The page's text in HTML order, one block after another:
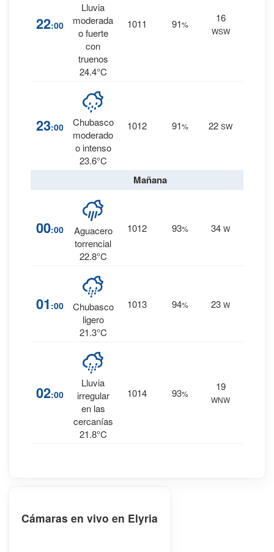
22:00
Lluvia
moderada
o fuerte
con
truenos
24.4°C
1011 91%
16
WSW
23:00
Chubasco
moderado
o intenso
23.6°C
1012 91% 22 SW
Mañana
00:00
Aguacero
torrencial
22.8°C
1012 93% 34 W
01 :00
Chubasco
ligero
21.3°C
1013 94% 23 W
02:00
Lluvia
irregular
en las
cercanías
21.8°C
1014 93%
19
WNW
Cámaras en vivo en Elyria